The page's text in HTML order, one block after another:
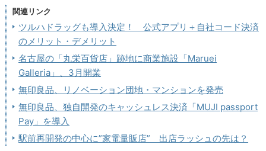
関連リンク
ツルハドラッグも導入決定！ 公式アプリ＋自社コード決済
のメリット・デメリット
名古屋の「丸栄百貨店」跡地に商業施設「Maruei
Galleria」、3月開業
無印良品、リノベーション団地・マンションを発売
無印良品、独自開発のキャッシュレス決済「MUJI passport
Pay」を導入
駅前再開発の中心に”家電量販店” 出店ラッシュの先は？